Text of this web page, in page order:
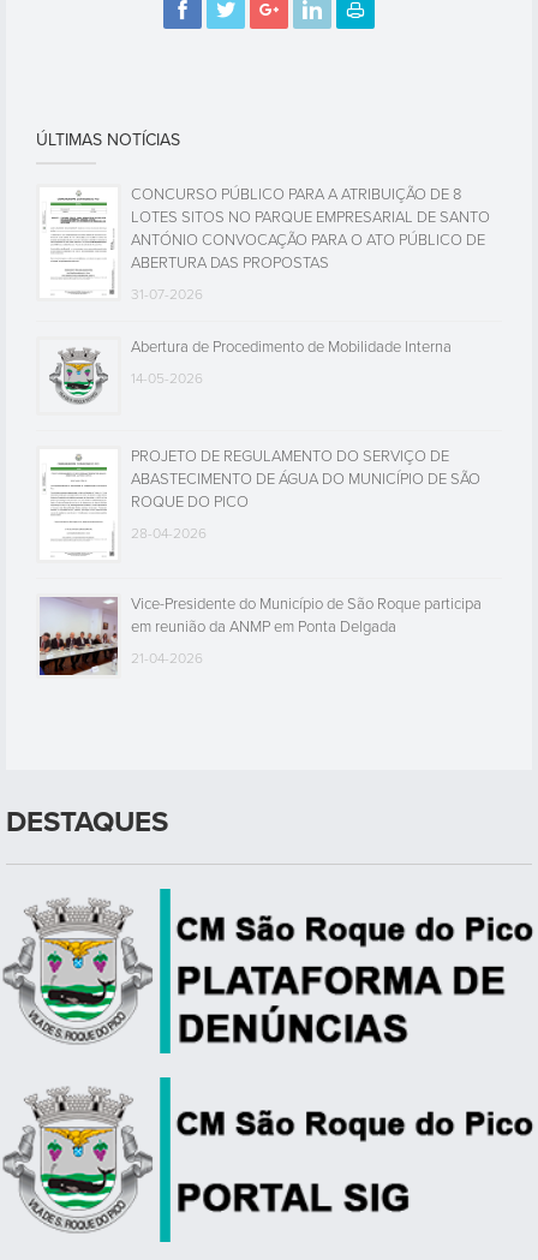
ÚLTIMAS NOTÍCIAS
CONCURSO PÚBLICO PARA A ATRIBUIÇÃO DE 8
LOTES SITOS NO PARQUE EMPRESARIAL DE SANTO
ANTÓNIO CONVOCAÇÃO PARA O ATO PÚBLICO DE
ABERTURA DAS PROPOSTAS
31-07-2026
Abertura de Procedimento de Mobilidade Interna
14-05-2026
PROJETO DE REGULAMENTO DO SERVIÇO DE
ABASTECIMENTO DE ÁGUA DO MUNICÍPIO DE SÃO
ROQUE DO PICO
28-04-2026
Vice-Presidente do Município de São Roque participa
em reunião da ANMP em Ponta Delgada
21-04-2026
DESTAQUES